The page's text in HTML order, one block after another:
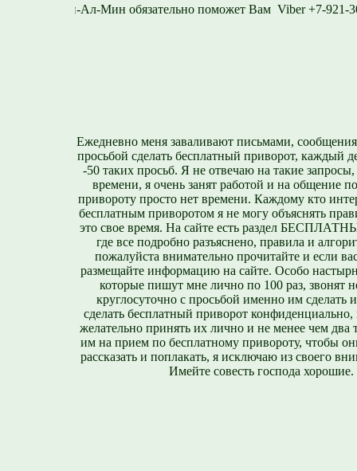
Viber +7-
Ежедневно меня заваливают письмами,
просьбой сделать бесплатный приворот, каждый
-50 таких просьб. Я не отвечаю на такие
времени, я очень занят работой и на общение
привороту просто нет времени. Каждому кто
бесплатным приворотом я не могу объяснять
это свое время. На сайте есть раздел
где все подробно разъяснено, правила и
пожалуйста внимательно прочитайте и если
размещайте информацию на сайте. Особо
которые пишут мне лично по 100 раз, звонят
круглосуточно с просьбой именно им сделать
сделать бесплатный приворот конфиденциально,
желательно принять их лично и не менее чем два
им на прием по бесплатному привороту, чтобы
рассказать и поплакать, я исключаю из своего
Имейте совесть господа хорошие.